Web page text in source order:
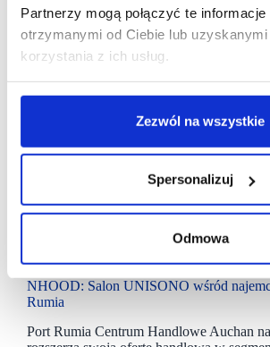
Partnerzy mogą połączyć te
otrzymanymi od Ciebie lub
korzystania z ich usług.
Zezwól na wszystkie
Spersonalizuj
Odmowa
Nhood Port Rumia
NHOOD: Salon UNISONO wśród
Rumia
Port Rumia Centrum Handlowe Auchan